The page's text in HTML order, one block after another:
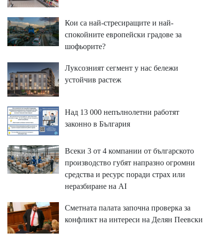
Кои са най-стресиращите и най-
спокойните европейски градове за
шофьорите?
Луксозният сегмент у нас бележи
устойчив растеж
Над 13 000 непълнолетни работят
законно в България
Всеки 3 от 4 компании от българското
производство губят напразно огромни
средства и ресурс поради страх или
неразбиране на AI
Сметната палата започна проверка за
конфликт на интереси на Делян Пеевски